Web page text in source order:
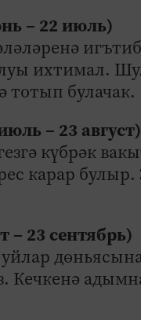
– 22 июль)
ихтимал.
тотып булачак.
– 23 август)
күбрәк
карар
– 23 сентябрь)
Кечкенә